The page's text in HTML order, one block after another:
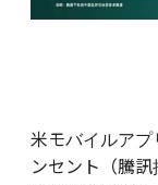
米モバイルア
ンセント（騰